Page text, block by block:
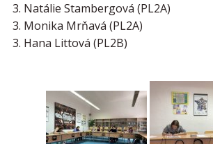
3. Natálie Stambergová (PL2A)
3. Monika Mrňavá (PL2A)
3. Hana Littová (PL2B)